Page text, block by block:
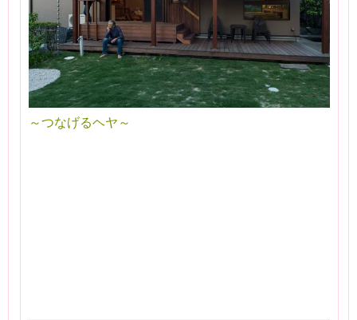
～つなげるヘヤ～